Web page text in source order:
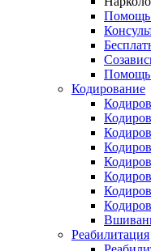
Помощь
Помощь
Кодирование
Реабилитация